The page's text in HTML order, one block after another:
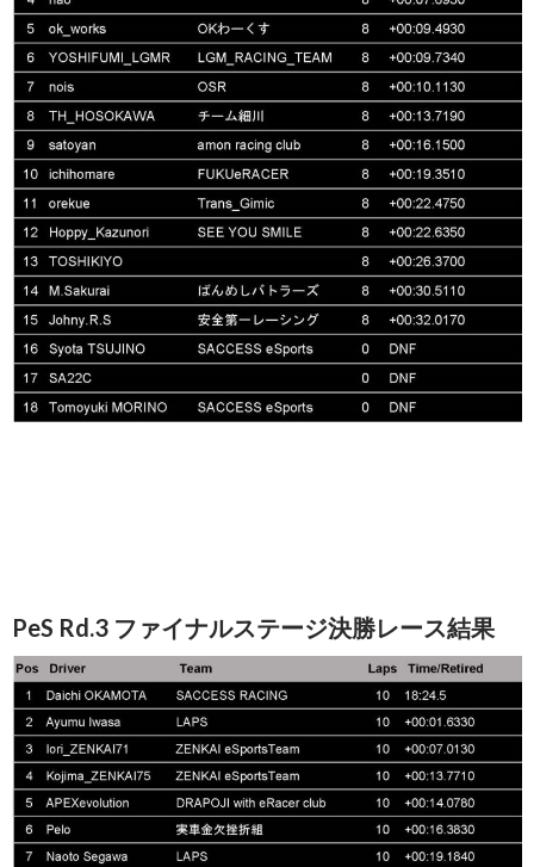
PeS Rd.3 ファイナルステージ決勝レース結果